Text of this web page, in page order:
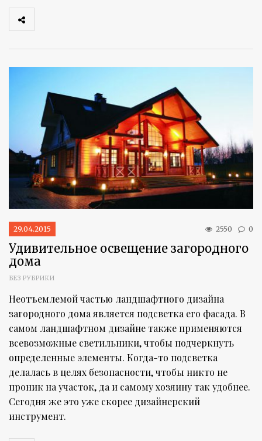
29.04.2015 2550 0
Удивительное освещение загородного
дома
БЕЗ РУБРИКИ
Неотъемлемой частью ландшафтного дизайна
загородного дома является подсветка его фасада. В
самом ландшафтном дизайне также применяются
всевозможные светильники, чтобы подчеркнуть
определенные элементы. Когда-то подсветка
делалась в целях безопасности, чтобы никто не
проник на участок, да и самому хозяину так удобнее.
Сегодня же это уже скорее дизайнерский
инструмент.